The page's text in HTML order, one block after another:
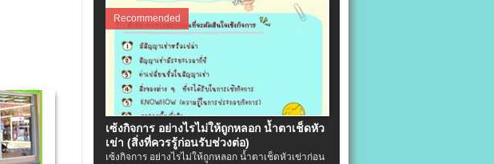
Recommended
เซ้งกิจการ อย่างไรไม่ให้ถูกหลอก น้ำตาเช็ดหัว
เข่า (สิ่งที่ควรรู้ก่อนรับช่วงต่อ)
เซ้งกิจการ อย่างไรไม่ให้ถูกหลอก น้ำตาเช็ดหัวเข่าก่อน